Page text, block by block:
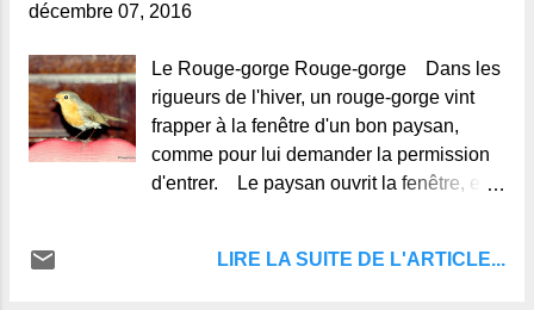
décembre 07, 2016
Le Rouge-gorge Rouge-gorge Dans les
rigueurs de l'hiver, un rouge-gorge vint
frapper à la fenêtre d'un bon paysan,
comme pour lui demander la permission
d'entrer. Le paysan ouvrit la fenêtre, et
se mit à becqueter les miettes
LIRE LA SUITE DE L'ARTICLE...